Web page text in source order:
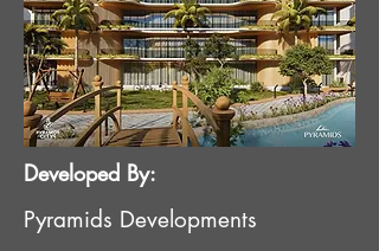
Developed By:
Pyramids Developments